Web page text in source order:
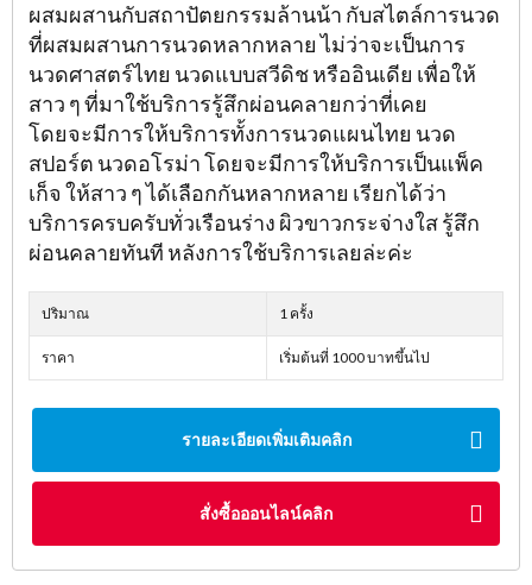
ผสมผสานกับสถาปัตยกรรมล้านน้า กับสไตล์การนวด
ที่ผสมผสานการนวดหลากหลาย ไม่ว่าจะเป็นการ
นวดศาสตร์ไทย นวดแบบสวีดิช หรืออินเดีย เพื่อให้
สาว ๆ ที่มาใช้บริการรู้สึกผ่อนคลายกว่าที่เคย
โดยจะมีการให้บริการทั้งการนวดแผนไทย นวด
สปอร์ต นวดอโรม่า โดยจะมีการให้บริการเป็นแพ็ค
เก็จ ให้สาว ๆ ได้เลือกกันหลากหลาย เรียกได้ว่า
บริการครบครับทั่วเรือนร่าง ผิวขาวกระจ่างใส รู้สึก
ผ่อนคลายทันที หลังการใช้บริการเลยล่ะค่ะ
ปริมาณ 1 ครั้ง
ราคา เริ่มต้นที่ 1000 บาทขึ้นไป
รายละเอียดเพิ่มเติมคลิก
สั่งซื้อออนไลน์คลิก